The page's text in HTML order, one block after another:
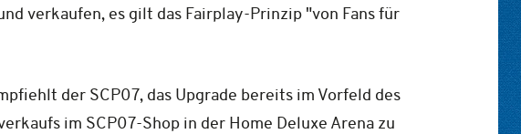
verkaufen, es gilt das Fairplay-Prinzip "von Fans für
der SCP07, das Upgrade bereits im Vorfeld des
im SCP07-Shop in der Home Deluxe Arena zu